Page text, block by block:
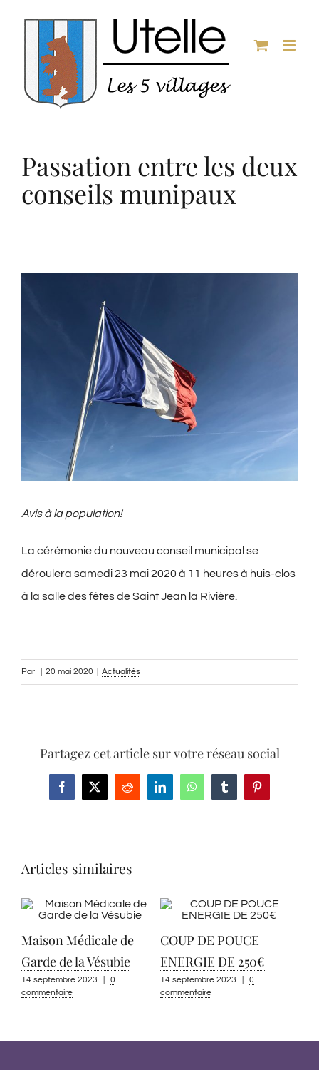
contenu
Passation entre les deux
conseils munipaux
Avis à la population!
La cérémonie du nouveau conseil municipal se
déroulera samedi 23 mai 2020 à 11 heures à huis-clos
à la salle des fêtes de Saint Jean la Rivière.
Par 20 mai 2020 Actualités
Partagez cet article sur votre réseau social
Facebook
X Reddit LinkedInWhatsAppTumblrPinterest
Articles similaires
Maison Médicale de
Garde de la Vésubie
14 septembre 2023
0
commentaire
COUP DE POUCE
ENERGIE DE 250€
14 septembre 2023
0
commentaire